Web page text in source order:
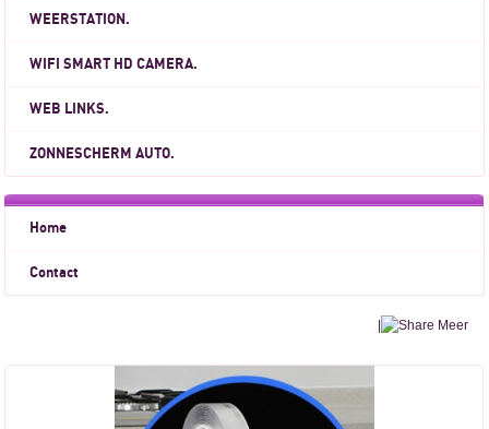
WEERSTATION.
WIFI SMART HD CAMERA.
WEB LINKS.
ZONNESCHERM AUTO.
Home
Contact
| Meer